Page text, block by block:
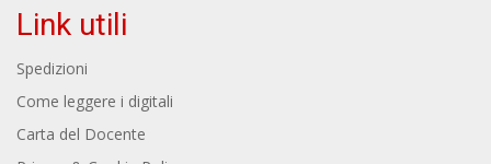
Link utili
Spedizioni
Come leggere i digitali
Carta del Docente